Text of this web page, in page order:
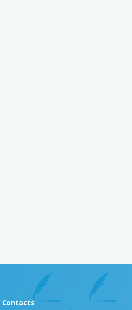
Contacts